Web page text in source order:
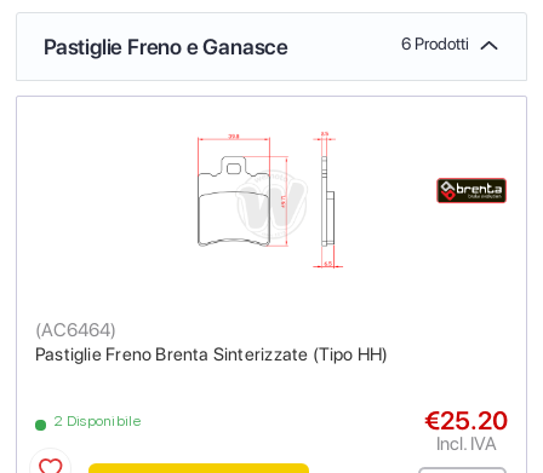
Pastiglie Freno e Ganasce 6 Prodotti
Pastiglie Freno Brenta Sinterizzate (Tipo HH)
(AC6464)
2 Disponibile €25.20
Incl. IVA